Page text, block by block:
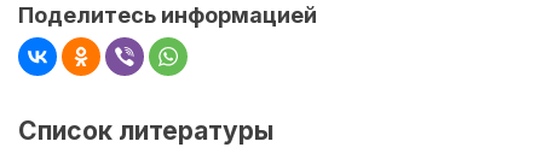
Поделитесь информацией
Список литературы